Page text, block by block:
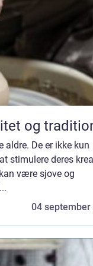
og
De er ikke kun
stimulere deres
være sjove og
04 september